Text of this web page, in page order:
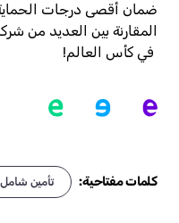
ضمان أقصى درجات
المقارنة بين العديد من
في كأس العالم!
كلمات مفتاحية: تأمين شامل